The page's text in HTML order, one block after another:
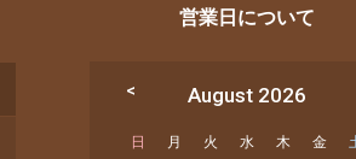
営業日について
August 2026
日 月 火 水 木 金